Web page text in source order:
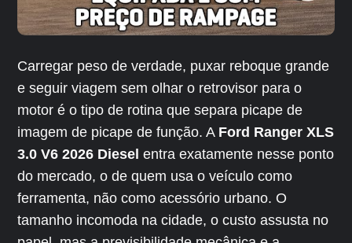
Carregar peso de verdade, puxar reboque grande
e seguir viagem sem olhar o retrovisor para o
motor é o tipo de rotina que separa picape de
imagem de picape de função. A Ford Ranger XLS
3.0 V6 2026 Diesel entra exatamente nesse ponto
do mercado, o de quem usa o veículo como
ferramenta, não como acessório urbano. O
tamanho incomoda na cidade, o custo assusta no